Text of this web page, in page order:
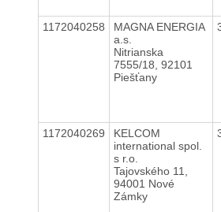
1172040258
MAGNA ENERGIA
a.s.
Nitrianska
7555/18, 92101
Piešťany
1172040269
KELCOM
international spol.
s r.o.
Tajovského 11,
94001 Nové
Zámky